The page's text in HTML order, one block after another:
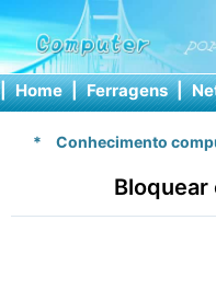
| Home | Ferragens |
* Conhecimento
Bloquear